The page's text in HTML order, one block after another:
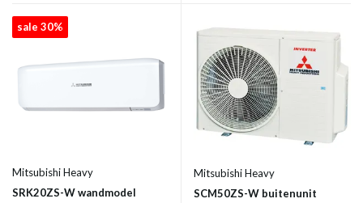
sale 30%
Mitsubishi Heavy
SRK20ZS-W wandmodel
Mitsubishi Heavy
SCM50ZS-W buitenunit